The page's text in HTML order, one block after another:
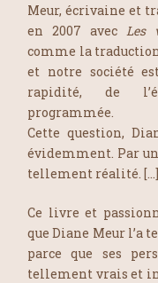
Meur, écrivaine et
en 2007 avec
Les
comme la
et notre société
rapidité, de
programmée.
Cette question,
évidemment. Par
tellement réalité. […]
Ce livre et
que Diane Meur l’a
parce que ses
tellement vrais et